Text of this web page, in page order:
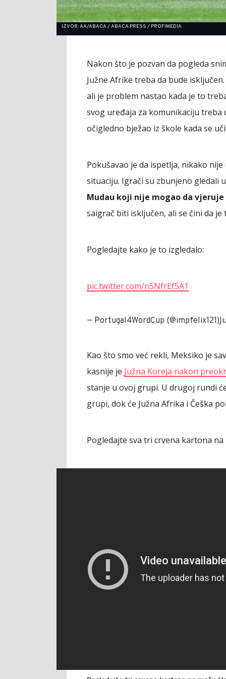
IZVOR: AA/ABACA / ABACA PRESS / PROFIMEDIA
Nakon što je pozvan da pogleda
Južne Afrike treba da bude
ali je problem nastao kada je to
svog uređaja za komunikaciju treba
očigledno bježao iz škole kada se
Pokušavao je da ispetlja, nikako
situaciju. Igrači su zbunjeno gledali
Mudau koji nije mogao da vjeruje
saigrač biti isključen, ali se čini da
Pogledajte kako je to izgledalo:
pic.twitter.com/n5NfrEf5A1
— Portugal4WordCup (@impfelix121)
Kao što smo već rekli, Meksiko je
kasnije je Južna Koreja nakon
stanje u ovoj grupi. U drugoj rundi
grupi, dok će Južna Afrika i Češka
Pogledajte sva tri crvena kartona